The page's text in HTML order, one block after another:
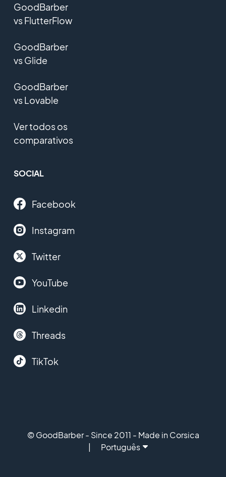
GoodBarber
vs FlutterFlow
GoodBarber
vs Glide
GoodBarber
vs Lovable
Ver todos os
comparativos
SOCIAL
Facebook
Instagram
Twitter
YouTube
Linkedin
Threads
TikTok
© GoodBarber - Since 2011 - Made in Corsica
Português